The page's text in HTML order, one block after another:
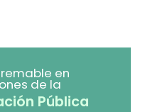
en
de la
Pública